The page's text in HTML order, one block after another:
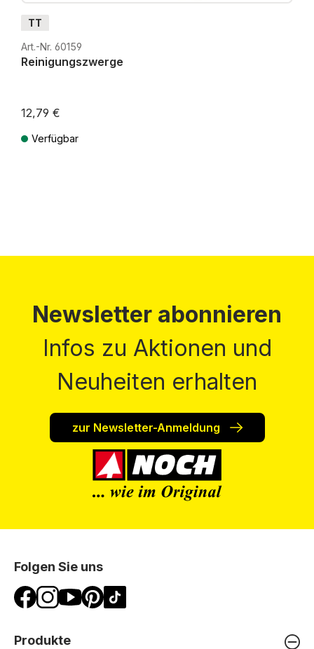
TT
Art.-Nr. 60159
Reinigungszwerge
12,79 €
Verfügbar
Newsletter abonnieren
Infos zu Aktionen und
Neuheiten erhalten
zur Newsletter-Anmeldung
Folgen Sie uns
Produkte